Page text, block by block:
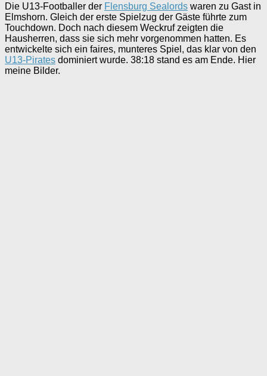
Die U13-Footballer der Flensburg Sealords waren zu Gast in
Elmshorn. Gleich der erste Spielzug der Gäste führte zum
Touchdown. Doch nach diesem Weckruf zeigten die
Hausherren, dass sie sich mehr vorgenommen hatten. Es
entwickelte sich ein faires, munteres Spiel, das klar von den
U13-Pirates dominiert wurde. 38:18 stand es am Ende. Hier
meine Bilder.